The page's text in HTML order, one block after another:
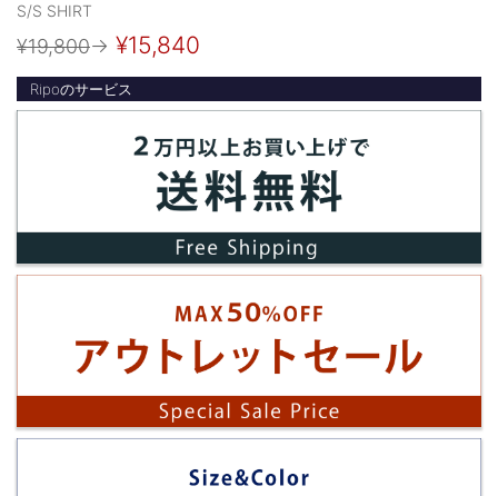
S/S SHIRT
¥19,800→ ¥15,840
Ripoのサービス